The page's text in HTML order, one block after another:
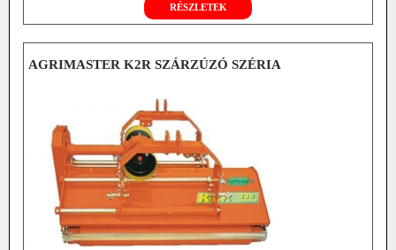
szf. hajtómű 2000 f/min TLT-hez
RÉSZLETEK
AGRIMASTER K2R SZÁRZÚZÓ SZÉRIA